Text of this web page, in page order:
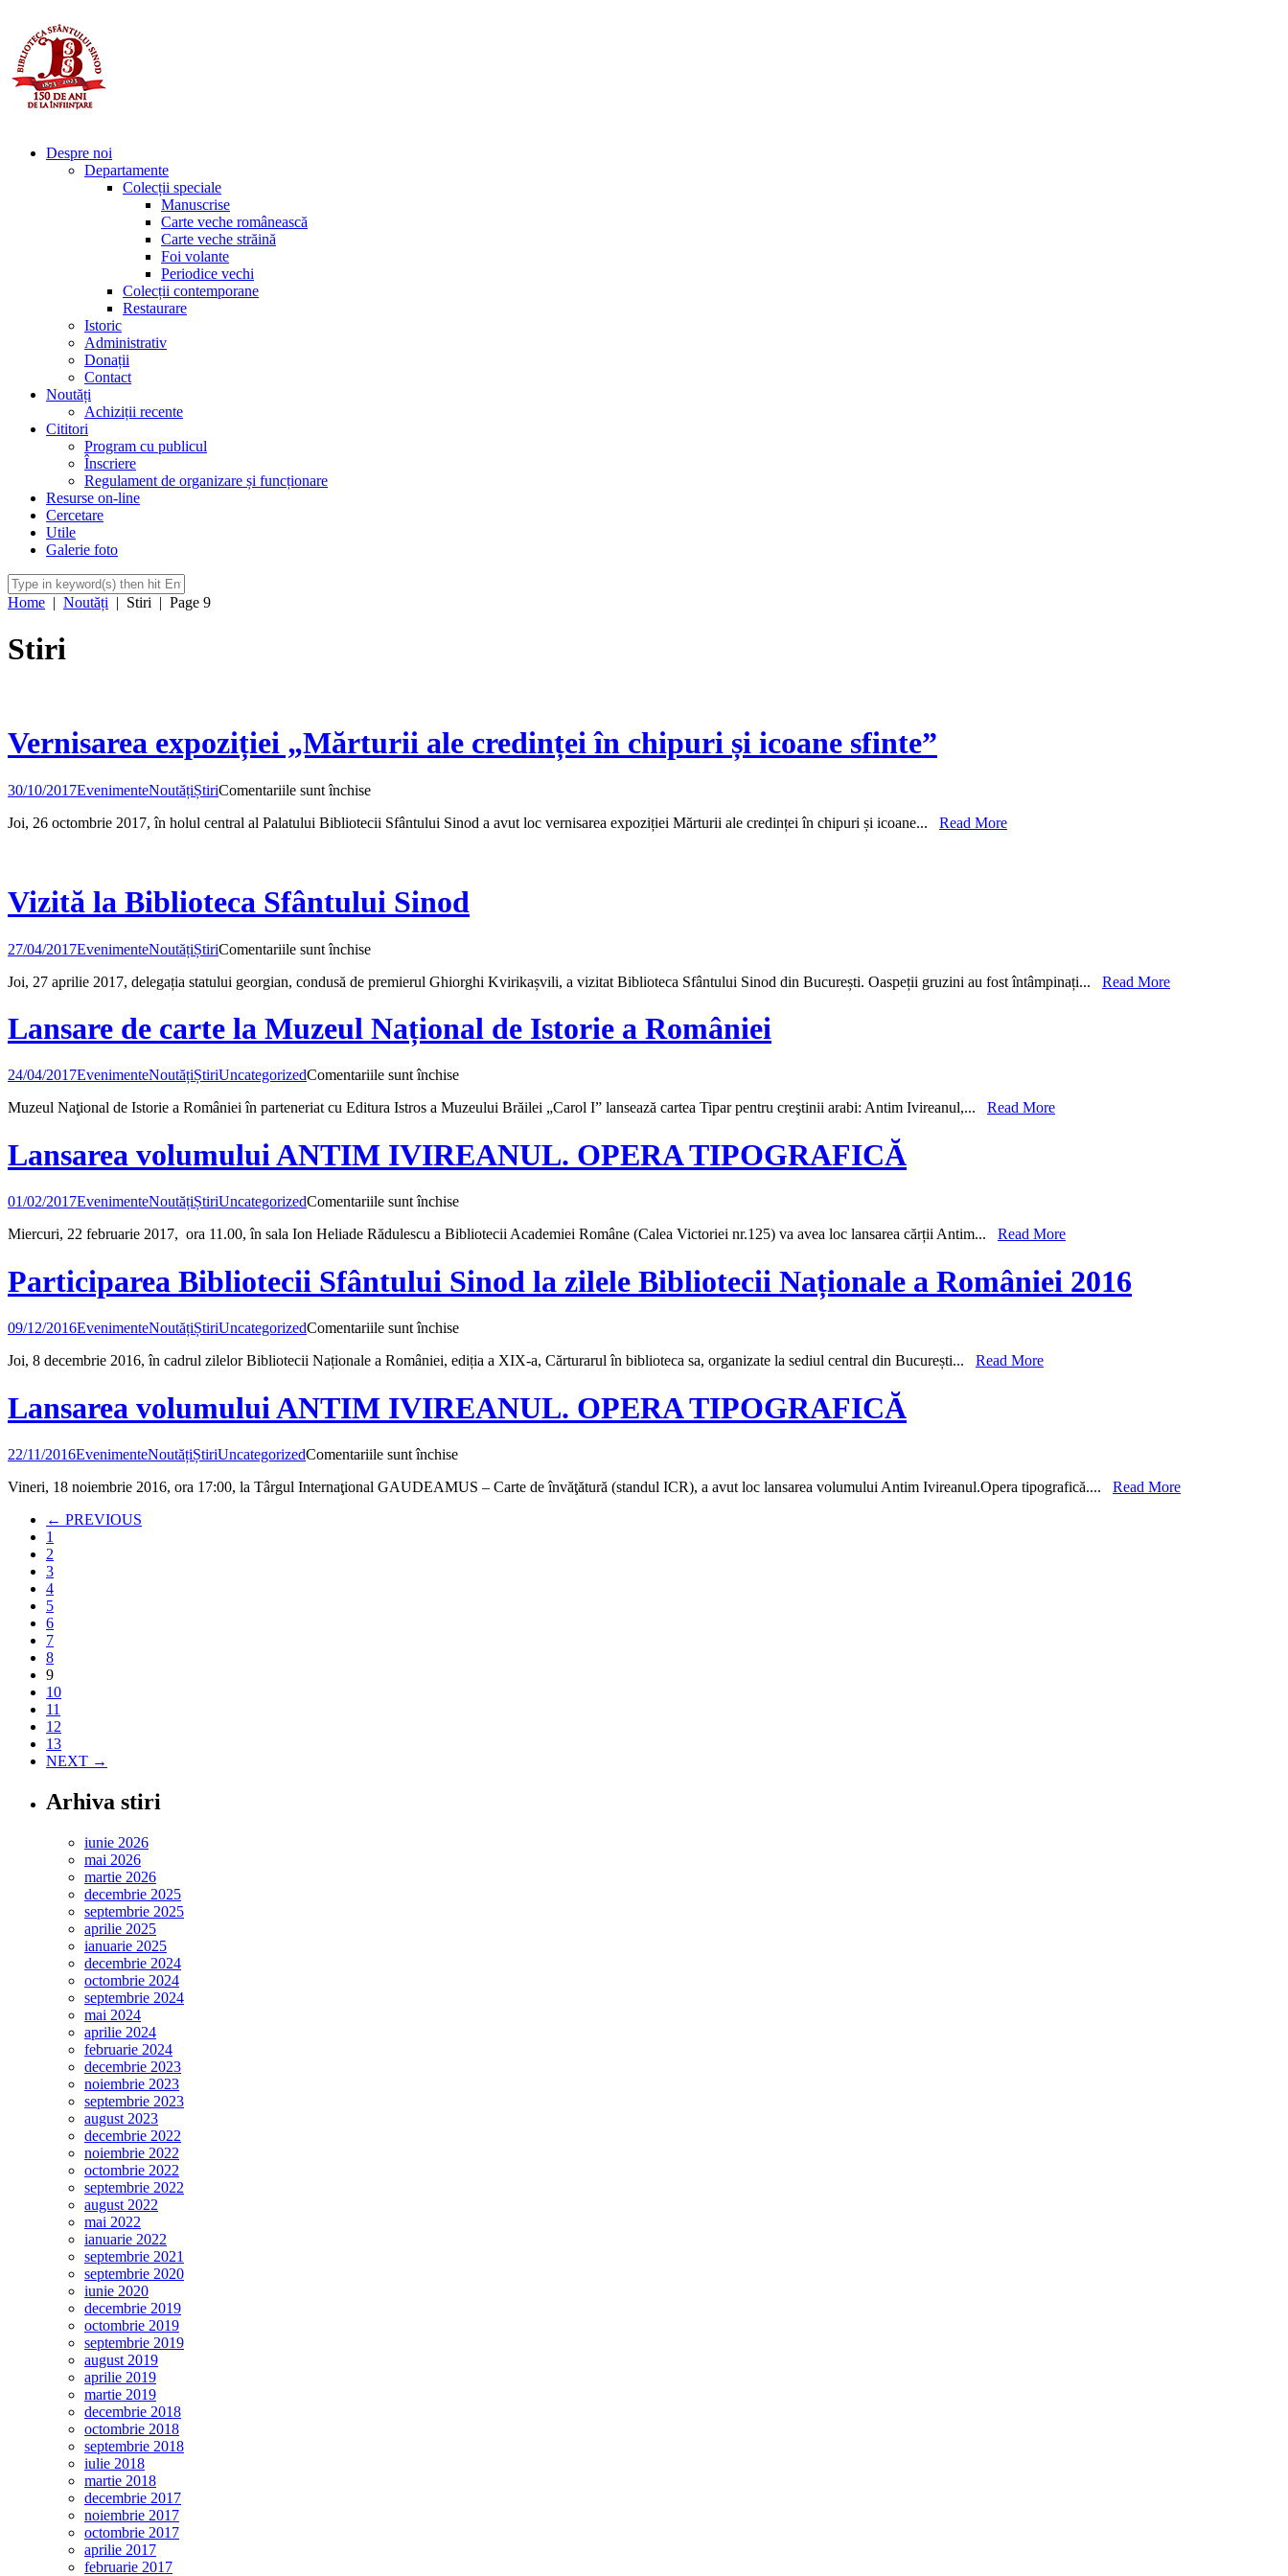
Despre noi
Departamente
Colecții speciale
Manuscrise
Carte veche românească
Carte veche străină
Foi volante
Periodice vechi
Colecții contemporane
Restaurare
Istoric
Administrativ
Donații
Contact
Noutăți
Achiziții recente
Cititori
Program cu publicul
Înscriere
Regulament de organizare și funcționare
Resurse on-line
Cercetare
Utile
Galerie foto
Home | Noutăți | Stiri | Page 9
Stiri
Vernisarea expoziției „Mărturii ale credinței în chipuri și icoane sfinte”
30/10/2017EvenimenteNoutățiȘtiriComentariile sunt închisepentru
expoziției
în
chipuri
icoane
Joi, 26 octombrie 2017, în holul central al Palatului Bibliotecii Sfântului Sinod a avut loc vernisarea expoziției Mărturii ale credinței în chipuri și icoane... Read More
Vizită la Biblioteca Sfântului Sinod
27/04/2017EvenimenteNoutățiȘtiriComentariile sunt închisepentru
la
Sfântului
Sinod
Joi, 27 aprilie 2017, delegația statului georgian, condusă de premierul Ghiorghi Kvirikașvili, a vizitat Biblioteca Sfântului Sinod din București. Oaspeții gruzini au fost întâmpinați... Read More
Lansare de carte la Muzeul Național de Istorie a României
24/04/2017EvenimenteNoutățiȘtiriUncategorizedComentariile sunt închisepentru
de
la
Muzeul
Istorie
a
Muzeul Naţional de Istorie a României în parteneriat cu Editura Istros a Muzeului Brăilei „Carol I” lansează cartea Tipar pentru creştinii arabi: Antim Ivireanul,... Read More
Lansarea volumului ANTIM IVIREANUL. OPERA TIPOGRAFICĂ
01/02/2017EvenimenteNoutățiȘtiriUncategorizedComentariile sunt închisepentru
volumului
IVIREANUL.
OPERA
Miercuri, 22 februarie 2017, ora 11.00, în sala Ion Heliade Rădulescu a Bibliotecii Academiei Române (Calea Victoriei nr.125) va avea loc lansarea cărții Antim... Read More
Participarea Bibliotecii Sfântului Sinod la zilele Bibliotecii Naționale a României 2016
09/12/2016EvenimenteNoutățiȘtiriUncategorizedComentariile sunt închisepentru
Bibliotecii
Sinod
la
a
Joi, 8 decembrie 2016, în cadrul zilelor Bibliotecii Naționale a României, ediția a XIX-a, Cărturarul în biblioteca sa, organizate la sediul central din București... Read More
Lansarea volumului ANTIM IVIREANUL. OPERA TIPOGRAFICĂ
22/11/2016EvenimenteNoutățiȘtiriUncategorizedComentariile sunt închisepentru
volumului
Vineri, 18 noiembrie 2016, ora 17:00, la Târgul Internaţional GAUDEAMUS – Carte de învăţătură (standul ICR), a avut loc lansarea volumului Antim Ivireanul.Opera tipografică.... Read More
← PREVIOUS
1
2
3
4
5
6
7
8
9
10
11
12
13
NEXT →
Arhiva stiri
iunie 2026
mai 2026
martie 2026
decembrie 2025
septembrie 2025
aprilie 2025
ianuarie 2025
decembrie 2024
octombrie 2024
septembrie 2024
mai 2024
aprilie 2024
februarie 2024
decembrie 2023
noiembrie 2023
septembrie 2023
august 2023
decembrie 2022
noiembrie 2022
octombrie 2022
septembrie 2022
august 2022
mai 2022
ianuarie 2022
septembrie 2021
septembrie 2020
iunie 2020
decembrie 2019
octombrie 2019
septembrie 2019
august 2019
aprilie 2019
martie 2019
decembrie 2018
octombrie 2018
septembrie 2018
iulie 2018
martie 2018
decembrie 2017
noiembrie 2017
octombrie 2017
aprilie 2017
februarie 2017